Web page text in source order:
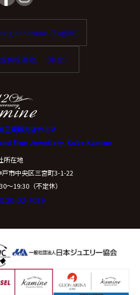
社が保有する保有個人デー
「当社の個人情報の取扱い
せ先」を参照してくださ
識できない方法による個
理措置について
at Kamine. (English)
免稅購物。（中文）
正規販売店カミネ
Fine Jewellery, Kobe Kamine
所在地
市中央区三宮町3-1-22
〜19:30（不定休）
02-7039